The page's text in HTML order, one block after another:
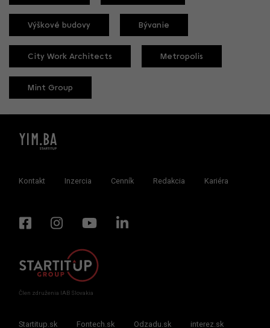
Výškové budovy Bývanie
City Work Architects Metropolis
Mint Group
Kontakt Inzercia Cenník Redakcia Kariéra
Člen združenia IAB Slovakia
Startitup.sk Fontech.sk Odzadu.sk interez.sk